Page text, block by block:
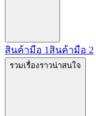
สินค้ามือ 1 สินค้ามือ 2
รวมเรื่องราวน่าสนใจ